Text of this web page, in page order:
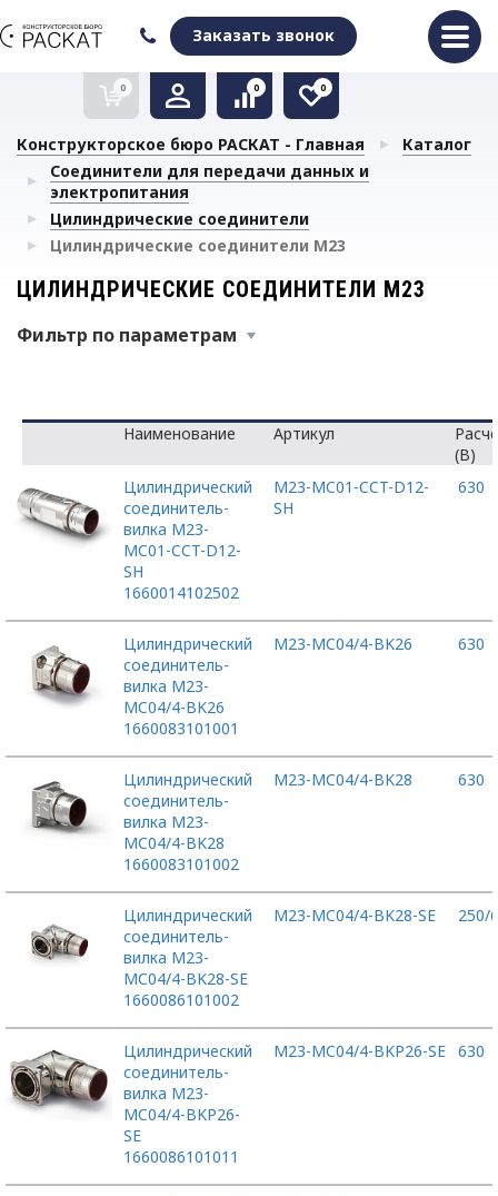
Заказать звонок
0
Очистить список сравнения
0
Очистить избранное
0
Конструкторское бюро РАСКАТ - Главная
Каталог
Соединители для передачи данных и
электропитания
Цилиндрические соединители
Цилиндрические соединители M23
ЦИЛИНДРИЧЕСКИЕ СОЕДИНИТЕЛИ M23
Фильтр по параметрам
Наименование Артикул
(В)
Цилиндрический
соединитель-
вилка M23-
MC01-CCT-D12-
SH
1660014102502
M23-MC01-CCT-D12-
SH
630
Цилиндрический
соединитель-
вилка M23-
MC04/4-BK26
1660083101001
M23-MC04/4-BK26 630
Цилиндрический
соединитель-
вилка M23-
MC04/4-BK28
1660083101002
M23-MC04/4-BK28 630
Цилиндрический
соединитель-
вилка M23-
MC04/4-BK28-SE
1660086101002
M23-MC04/4-BK28-SE 250/
Цилиндрический
соединитель-
вилка M23-
MC04/4-BKP26-
SE
1660086101011
M23-MC04/4-BKP26-SE 630